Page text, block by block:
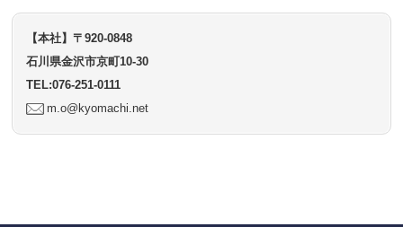
【本社】〒920-0848
石川県金沢市京町10-30
TEL:076-251-0111
m.o@kyomachi.net